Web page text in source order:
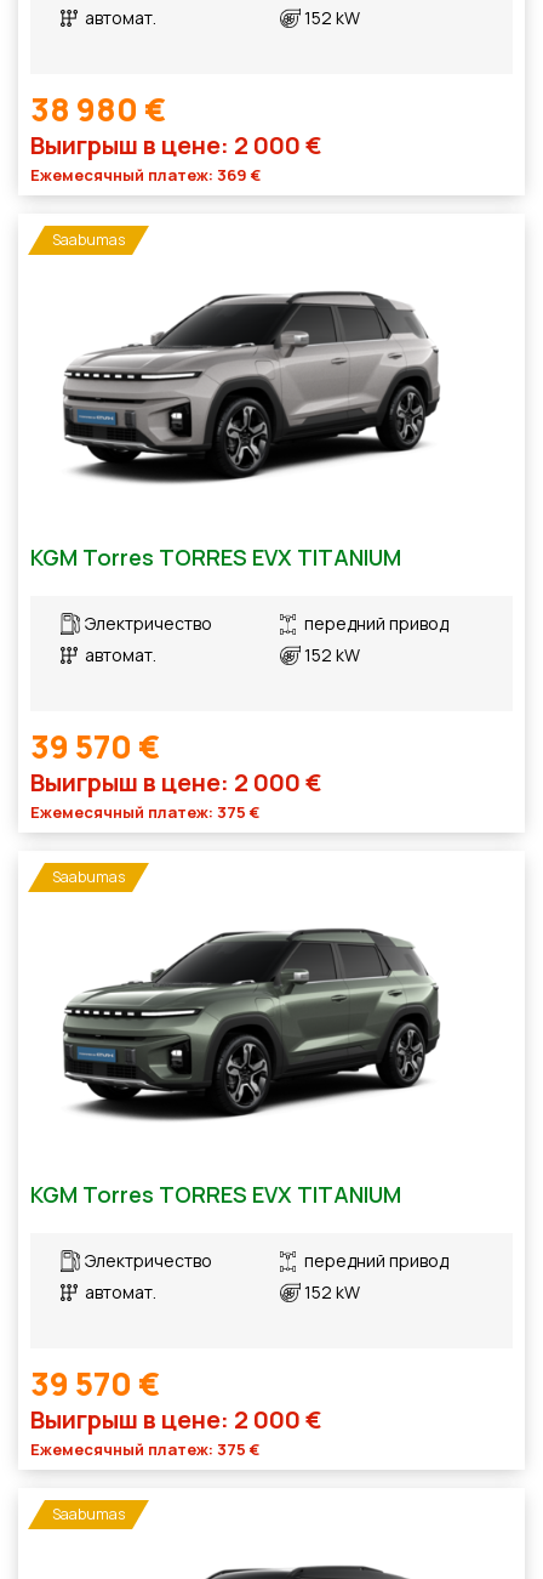
автомат.
152 kW
38 980 €
Выигрыш в цене: 2 000 €
Ежемесячный платеж: 369 €
Saabumas
KGM Torres TORRES EVX TITANIUM
Электричество
автомат.
передний привод
152 kW
39 570 €
Выигрыш в цене: 2 000 €
Ежемесячный платеж: 375 €
Saabumas
KGM Torres TORRES EVX TITANIUM
Электричество
автомат.
передний привод
152 kW
39 570 €
Выигрыш в цене: 2 000 €
Ежемесячный платеж: 375 €
Saabumas